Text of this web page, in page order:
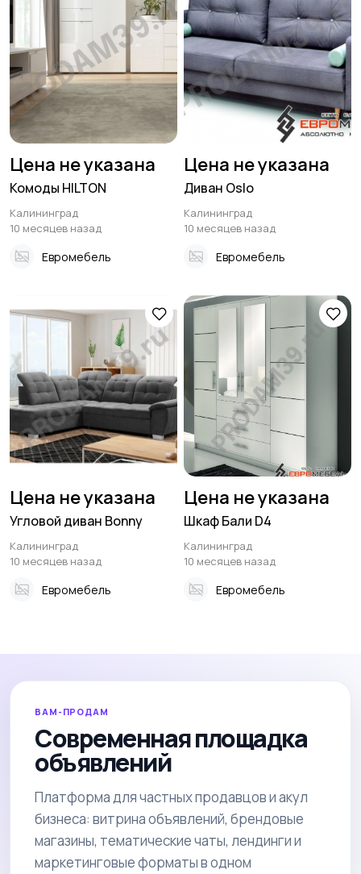
Цена не указана
Комоды HILTON
Калининград
10 месяцев назад
Евромебель
Цена не указана
Диван Oslo
Калининград
10 месяцев назад
Евромебель
Цена не указана
Угловой диван Bonny
Калининград
10 месяцев назад
Евромебель
Цена не указана
Шкаф Бали D4
Калининград
10 месяцев назад
Евромебель
ВАМ-ПРОДАМ
Современная площадка
объявлений
Платформа для частных продавцов и акул
бизнеса: витрина объявлений, брендовые
магазины, тематические чаты, лендинги и
маркетинговые форматы в одном